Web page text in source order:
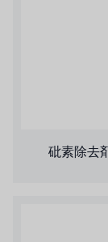
砒素除去